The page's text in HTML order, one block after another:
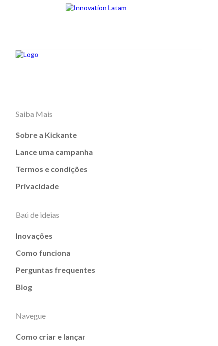
Saiba Mais
Sobre a Kickante
Lance uma campanha
Termos e condições
Privacidade
Baú de ideias
Inovações
Como funciona
Perguntas frequentes
Blog
Navegue
Como criar e lançar